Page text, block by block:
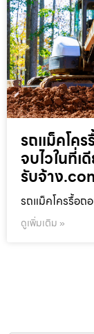
รถแม็คโค
จบไวในที่เ
รับจ้าง
รถแม็คโครรื้อถ
ดูเพิ่มเติม »